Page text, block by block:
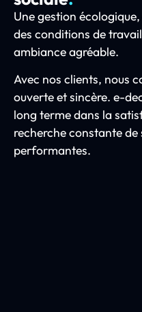
Une gestion
des conditions de
ambiance agréable.
Avec nos clients, nous
ouverte et sincère. e-
long terme dans la
recherche constante
performantes.